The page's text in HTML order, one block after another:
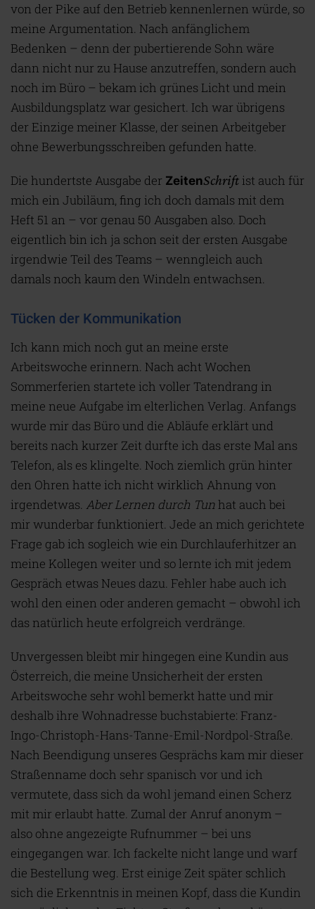
von der Pike auf den Betrieb kennenlernen würde, so
meine Argumentation. Nach anfänglichem
Bedenken – denn der pubertierende Sohn wäre
dann nicht nur zu Hause anzutreffen, sondern auch
noch im Büro – bekam ich grünes Licht und mein
Ausbildungsplatz war gesichert. Ich war übrigens
der Einzige meiner Klasse, der seinen Arbeitgeber
ohne Bewerbungsschreiben gefunden hatte.
Die hundertste Ausgabe der ZeitenSchrift ist auch für
mich ein Jubiläum, fing ich doch damals mit dem
Heft 51 an – vor genau 50 Ausgaben also. Doch
eigentlich bin ich ja schon seit der ersten Ausgabe
irgendwie Teil des Teams – wenngleich auch
damals noch kaum den Windeln entwachsen.
Tücken der Kommunikation
Ich kann mich noch gut an meine erste
Arbeitswoche erinnern. Nach acht Wochen
Sommerferien startete ich voller Tatendrang in
meine neue Aufgabe im elterlichen Verlag. Anfangs
wurde mir das Büro und die Abläufe erklärt und
bereits nach kurzer Zeit durfte ich das erste Mal ans
Telefon, als es klingelte. Noch ziemlich grün hinter
den Ohren hatte ich nicht wirklich Ahnung von
irgendetwas. Aber Lernen durch Tunhat auch bei
mir wunderbar funktioniert. Jede an mich gerichtete
Frage gab ich sogleich wie ein Durchlauferhitzer an
meine Kollegen weiter und so lernte ich mit jedem
Gespräch etwas Neues dazu. Fehler habe auch ich
wohl den einen oder anderen gemacht – obwohl ich
das natürlich heute erfolgreich verdränge.
Unvergessen bleibt mir hingegen eine Kundin aus
Österreich, die meine Unsicherheit der ersten
Arbeitswoche sehr wohl bemerkt hatte und mir
deshalb ihre Wohnadresse buchstabierte: Franz-
Ingo-Christoph-Hans-Tanne-Emil-Nordpol-Straße.
Nach Beendigung unseres Gesprächs kam mir dieser
Straßenname doch sehr spanisch vor und ich
vermutete, dass sich da wohl jemand einen Scherz
mit mir erlaubt hatte. Zumal der Anruf anonym –
also ohne angezeigte Rufnummer – bei uns
eingegangen war. Ich fackelte nicht lange und warf
die Bestellung weg. Erst einige Zeit später schlich
sich die Erkenntnis in meinen Kopf, dass die Kundin